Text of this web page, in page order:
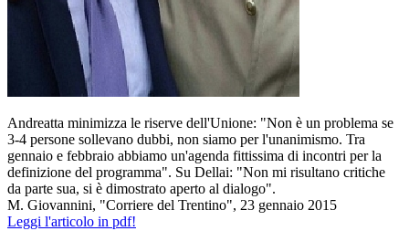
Andreatta minimizza le riserve dell'Unione: "Non è un problema se
3-4 persone sollevano dubbi, non siamo per l'unanimismo. Tra
gennaio e febbraio abbiamo un'agenda fittissima di incontri per la
definizione del programma". Su Dellai: "Non mi risultano critiche
da parte sua, si è dimostrato aperto al dialogo".
M. Giovannini, "Corriere del Trentino", 23 gennaio 2015
Leggi l'articolo in pdf!